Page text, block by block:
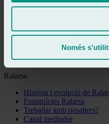
Només
Demanar cita
671 015 121
Ralarsa
Història i evolució de
Franquícies Ralarsa
Treballar amb nosaltres?
Canal mediador